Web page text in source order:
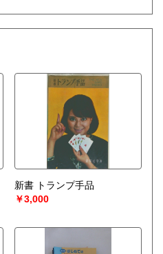
新書 トランプ手品
￥3,000